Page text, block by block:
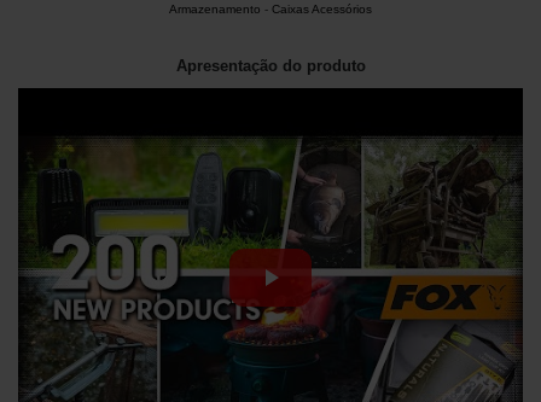
Armazenamento - Caixas Acessórios
Apresentação do produto